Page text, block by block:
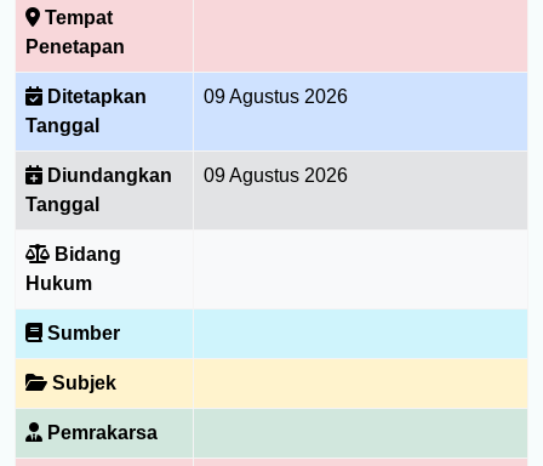
Tempat
Penetapan
Ditetapkan
Tanggal
09 Agustus 2026
Diundangkan
Tanggal
09 Agustus 2026
Bidang
Hukum
Sumber
Subjek
Pemrakarsa